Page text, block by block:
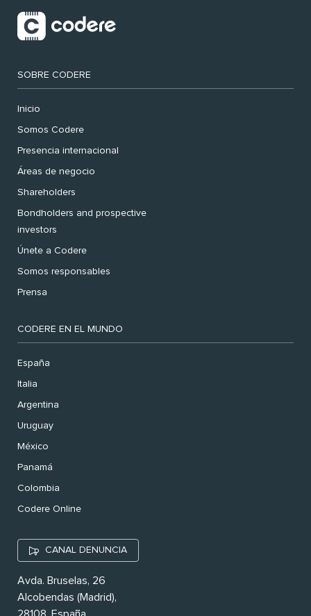
SOBRE CODERE
Inicio
Somos Codere
Presencia internacional
Áreas de negocio
Shareholders
Bondholders and prospective
investors
Únete a Codere
Somos responsables
Prensa
CODERE EN EL MUNDO
España
Italia
Argentina
Uruguay
México
Panamá
Colombia
Codere Online
CANAL DENUNCIA
Avda. Bruselas, 26
Alcobendas (Madrid),
28108. España